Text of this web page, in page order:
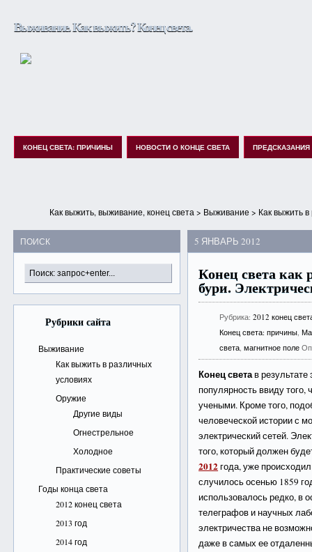
Выживание. Как выжить? Конец света.
КОНЕЦ СВЕТА: ПРИЧИНЫ НОВОСТИ О КОНЦЕ СВЕТА ПРЕДСКАЗАНИЯ
Как выжить, выживание, конец света > Выживание > Как выжить
ПОИСК
Рубрики сайта
Выживание
Как выжить в различных
условиях
Оружие
Другие виды
Огнестрельное
Холодное
Практические советы
Годы конца света
2012 конец света
2013 год
2014 год
5 ЯНВАРЬ 2012
Конец света как
бури.
Рубрика:2012 конец
Конец света: причины,
света,магнитное поле
Конец светав результате
популярность ввиду того,
учеными. Кроме того,
человеческой истории с
электрический сетей.
того, который должен
2012года, уже
случилось осенью 1859
использовалось редко, в
телеграфов и научных
электричества не
даже в самых ее